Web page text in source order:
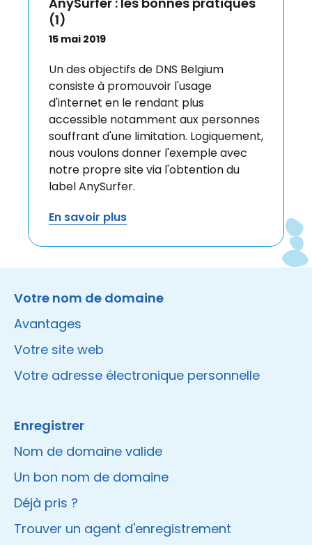
(1)
15 mai 2019
Un des objectifs de DNS Belgium
consiste à promouvoir l'usage
d'internet en le rendant plus
accessible notamment aux personnes
souffrant d'une limitation. Logiquement,
nous voulons donner l'exemple avec
notre propre site via l'obtention du
label AnySurfer.
En savoir plus
Votre nom de domaine
Avantages
Votre site web
Votre adresse électronique personnelle
Enregistrer
Nom de domaine valide
Un bon nom de domaine
Déjà pris ?
Trouver un agent d'enregistrement